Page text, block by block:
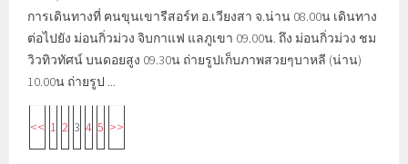
การเดินทางที่ ฅนขุนเขารีสอร์ท อ.เวียงสา จ.น่าน 08.00น เดินทาง
ต่อไปยัง ม่อนกิ่วม่วง จิบกาแฟ แลภูเขา 09.00น. ถึง ม่อนกิ่วม่วง ชม
วิวทิวทัศน์ บนดอยสูง 09.30น ถ่ายรูปเก็บภาพสวยๆบาหลี (น่าน)
10.00น ถ่ายรูป ...
<< 1 2 3 4 5 >>